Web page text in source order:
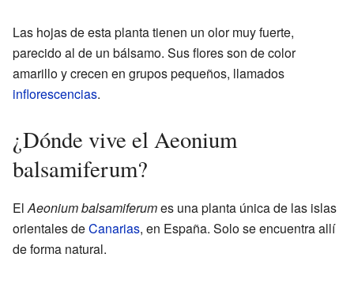
Las hojas de esta planta tienen un olor muy fuerte,
parecido al de un bálsamo. Sus flores son de color
amarillo y crecen en grupos pequeños, llamados
inflorescencias.
¿Dónde vive el Aeonium
balsamiferum?
ElAeonium balsamiferumes una planta única de las islas
orientales deCanarias, en España. Solo se encuentra allí
de forma natural.